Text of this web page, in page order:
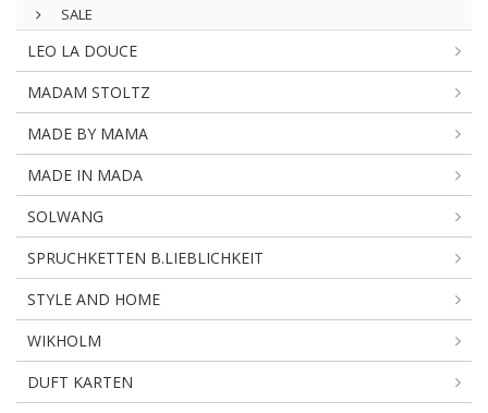
SALE
LEO LA DOUCE
MADAM STOLTZ
MADE BY MAMA
MADE IN MADA
SOLWANG
SPRUCHKETTEN B.LIEBLICHKEIT
STYLE AND HOME
WIKHOLM
DUFT KARTEN